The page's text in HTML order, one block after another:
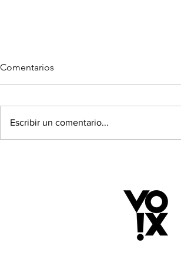
Comentarios
Escribir un comentario...